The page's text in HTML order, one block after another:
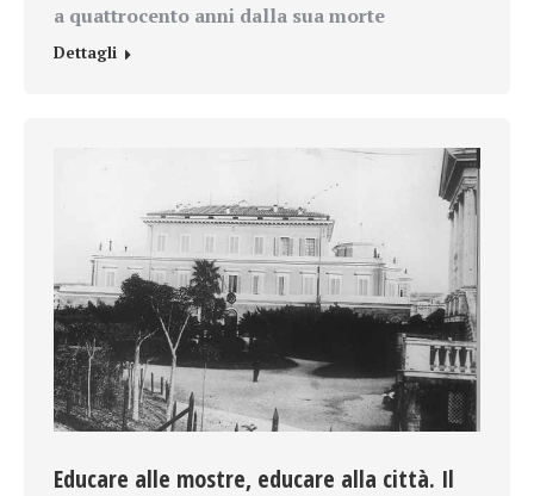
a quattrocento anni dalla sua morte
Dettagli
Educare alle mostre, educare alla città. Il